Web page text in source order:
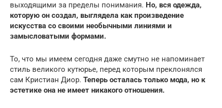
выходящими за пределы понимания. Но, вся одежда,
которую он создал, выглядела как произведение
искусства со своими необычными линиями и
замысловатыми формами.
То, что мы имеем сегодня даже смутно не напоминает
стиль великого кутюрье, перед которым преклонялся
сам Кристиан Диор. Теперь осталась только мода, но к
эстетике она не имеет никакого отношения.